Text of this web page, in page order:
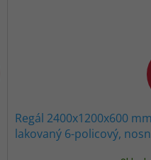
Regál 2400x1200x600 mm
lakovaný 6-policový,